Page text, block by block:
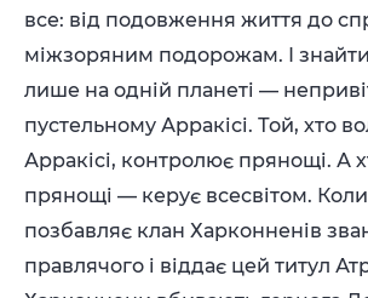
все: від подовження життя до
міжзоряним подорожам. І
лише на одній планеті —
пустельному Арракісі. Той, хто
Арракісі, контролює прянощі. А
прянощі — керує всесвітом.
позбавляє клан Харконненів
правлячого і віддає цей титул